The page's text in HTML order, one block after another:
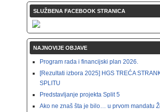
SLUŽBENA FACEBOOK STRANICA
NAJNOVIJE OBJAVE
Program rada i financijski plan 2026.
[Rezultati izbora 2025] HGS TREĆA
SPLITU
Predstavljanje projekta Split 5
Ako ne znaš šta je bilo… u prvom mandatu